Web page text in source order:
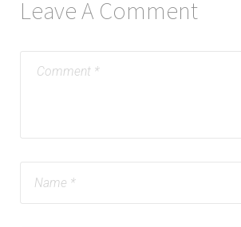
Leave A Comment